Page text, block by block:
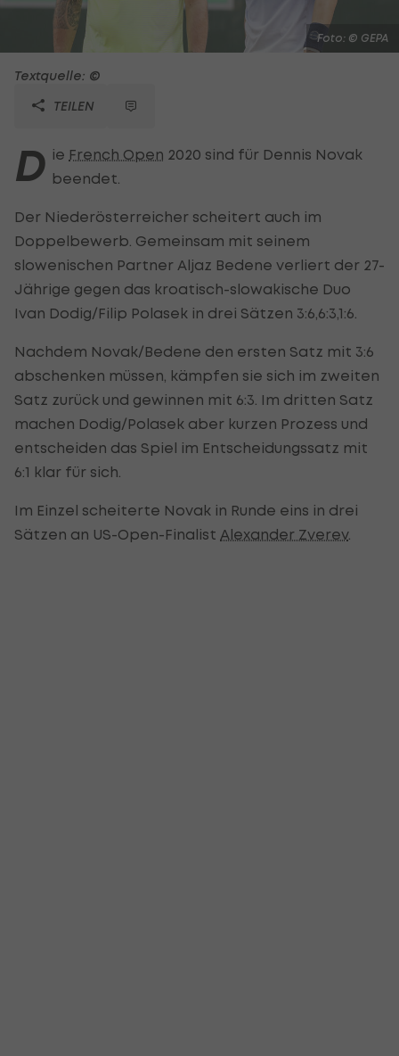
Foto: © GEPA
Textquelle: ©
TEILEN
D ie French Open 2020 sind für Dennis Novak
beendet.
Der Niederösterreicher scheitert auch im
Doppelbewerb. Gemeinsam mit seinem
slowenischen Partner Aljaz Bedene verliert der 27-
Jährige gegen das kroatisch-slowakische Duo
Ivan Dodig/Filip Polasek in drei Sätzen 3:6,6:3,1:6.
Nachdem Novak/Bedene den ersten Satz mit 3:6
abschenken müssen, kämpfen sie sich im zweiten
Satz zurück und gewinnen mit 6:3. Im dritten Satz
machen Dodig/Polasek aber kurzen Prozess und
entscheiden das Spiel im Entscheidungssatz mit
6:1 klar für sich.
Im Einzel scheiterte Novak in Runde eins in drei
Sätzen an US-Open-Finalist Alexander Zverev.